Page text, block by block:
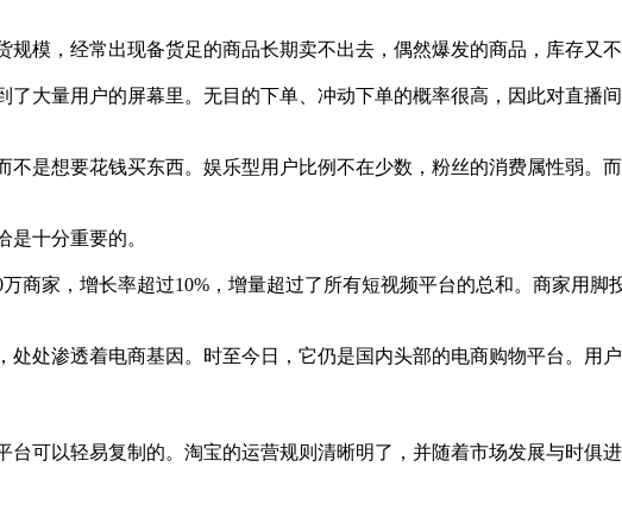
模，经常出现备货足的商品长期卖不出去，偶然爆发的商品，库存又
大量用户的屏幕里。无目的下单、冲动下单的概率很高，因此对直播
不是想要花钱买东西。娱乐型用户比例不在少数，粉丝的消费属性弱。
十分重要的。
商家，增长率超过10%，增量超过了所有短视频平台的总和。商家用
处渗透着电商基因。时至今日，它仍是国内头部的电商购物平台。用
可以轻易复制的。淘宝的运营规则清晰明了，并随着市场发展与时俱